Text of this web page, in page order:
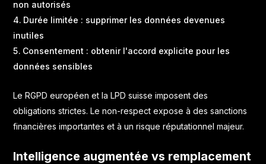
non autorisés
Durée limitée : supprimer les données devenues
inutiles
Consentement : obtenir l'accord explicite pour les
données sensibles
Le RGPD européen et la LPD suisse imposent des
obligations strictes. Le non-respect expose à des sanctions
financières importantes et à un risque réputationnel majeur.
Intelligence augmentée vs remplacement